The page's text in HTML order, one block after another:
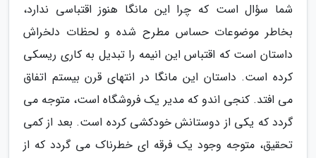
شما سؤال است که چرا این مانگا هنوز اقتباسی ندارد،
بخاطر موضوعات حساس مطرح شده و لحظات دلخراش
داستان است که اقتباس این انیمه را تبدیل به کاری ریسکی
کرده است. داستان این مانگا در انتهای قرن بیستم اتفاق
می افتد. کنجی اندو که مدیر یک فروشگاه است، متوجه می
گردد که یکی از دوستانش خودکشی کرده است. بعد از کمی
تحقیق، متوجه وجود یک فرقه ای خطرناک می گردد که از